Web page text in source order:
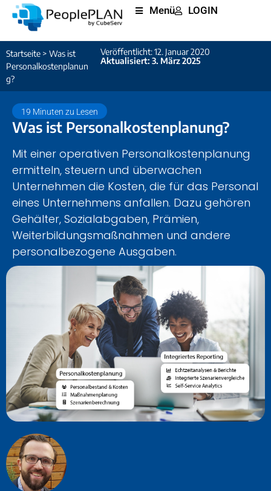
Menü LOGIN
Startseite > Was ist
Personalkostenplanun
g?
Veröffentlicht: 12. Januar 2020
Aktualisiert: 3. März 2025
19 Minuten zu Lesen
Was ist Personalkostenplanung?
Mit einer operativen Personalkostenplanung
ermitteln, steuern und überwachen
Unternehmen die Kosten, die für das Personal
eines Unternehmens anfallen. Dazu gehören
Gehälter, Sozialabgaben, Prämien,
Weiterbildungsmaßnahmen und andere
personalbezogene Ausgaben.